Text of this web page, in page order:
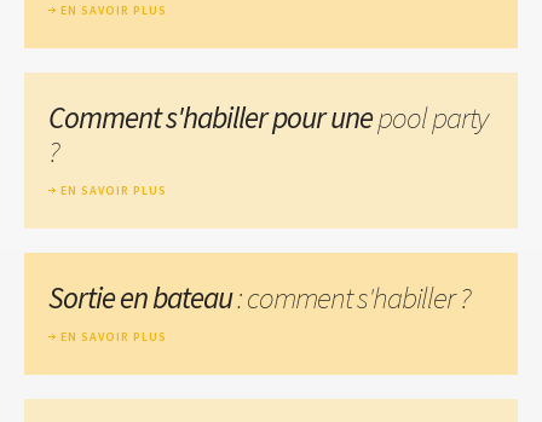
EN SAVOIR PLUS
Comment s'habiller pour unepool party
?
EN SAVOIR PLUS
Sortie en bateau: comment s'habiller ?
EN SAVOIR PLUS